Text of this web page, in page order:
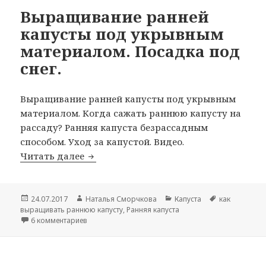
Выращивание ранней
капусты под укрывным
материалом. Посадка под
снег.
Выращивание ранней капусты под укрывным
материалом. Когда сажать раннюю капусту на
рассаду? Ранняя капуста безрассадным
способом. Уход за капустой. Видео.
Читать далее Выращивание ранней капусты под
Опубликовано
24.07.2017 Автор
Наталья Сморчкова Рубрики
Капуста Метки
как
выращивать раннюю капусту, Ранняя капуста
6 комментариев